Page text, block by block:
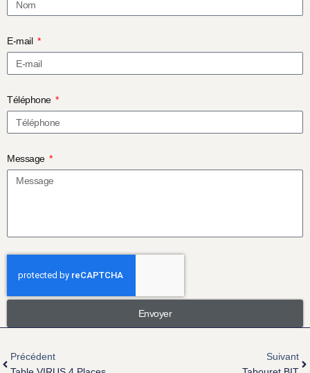
E-mail
Téléphone
Message
Envoyer
Précédent
Suivant